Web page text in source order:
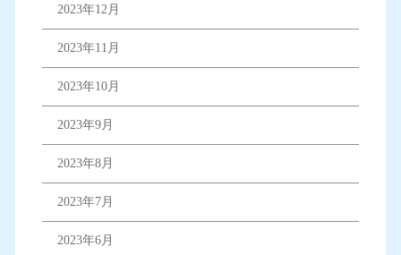
2023年12月
2023年11月
2023年10月
2023年9月
2023年8月
2023年7月
2023年6月